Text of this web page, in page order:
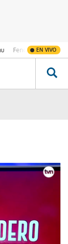
Fenómeno de El
EN VIVO